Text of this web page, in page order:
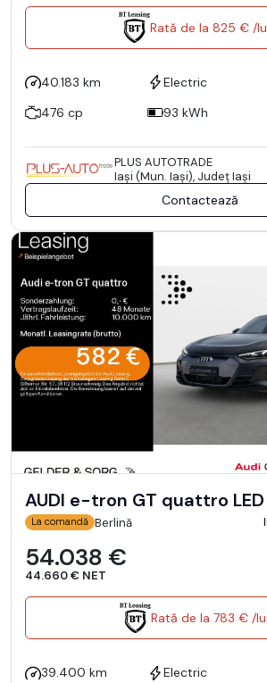
Rată de la 825 € /
40.183 km Electric
476 cp
93 kWh
PLUS AUTOTRADE
Iaşi (Mun. Iaşi), Județ Iaşi
Contactează
AUDI e-tron GT quattro LED
La comandă Berlină
54.038 €
44.660 € NET
Rată de la 783 € /
39.400 km Electric